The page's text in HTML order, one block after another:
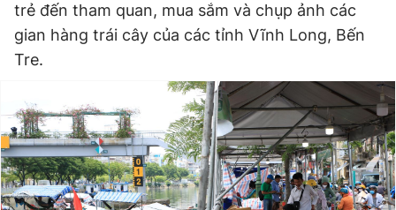
Thông tin tòa soạn Liên hệ quảng cáo
Đọc Thanh Niên trên điện thoại
trẻ đến tham quan, mua sắm và chụp ảnh các
gian hàng trái cây của các tỉnh Vĩnh Long, Bến
Tre.